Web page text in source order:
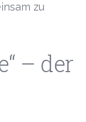
zu
– der